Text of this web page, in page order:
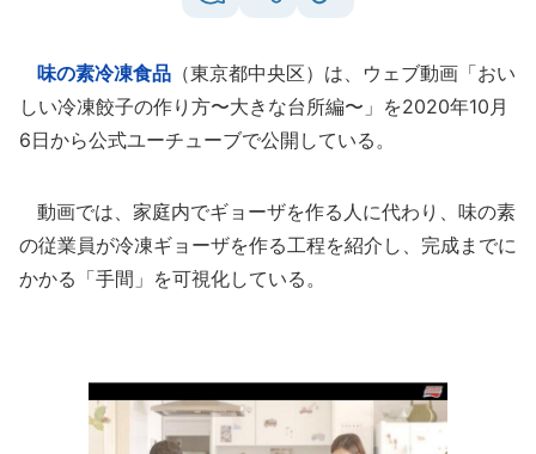
味の素冷凍食品 （東京都中央区）は、ウェブ動画「おい
しい冷凍餃子の作り方〜大きな台所編〜」を2020年10月
6日から公式ユーチューブで公開している。
動画では、家庭内でギョーザを作る人に代わり、味の素
の従業員が冷凍ギョーザを作る工程を紹介し、完成までに
かかる「手間」を可視化している。